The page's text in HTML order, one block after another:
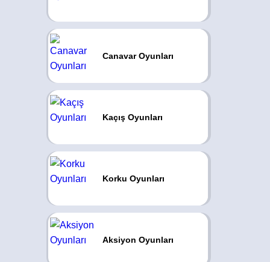
Canavar Oyunları
Kaçış Oyunları
Korku Oyunları
Aksiyon Oyunları